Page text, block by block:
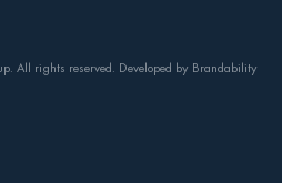
All rights reserved. Developed by Brandability